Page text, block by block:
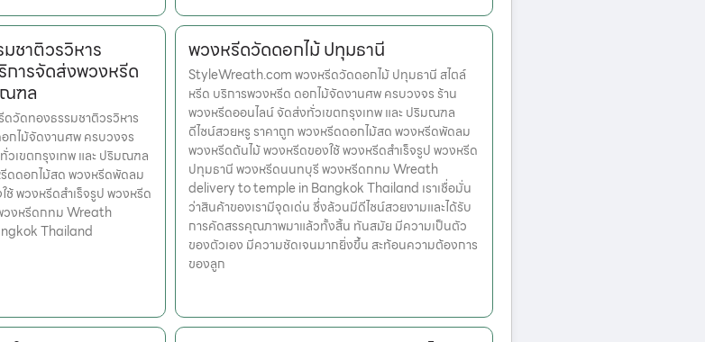
ชาติวรวิหาร
ารจัดส่งพวงหรีด
ณฑล
วัดทองธรรมชาติวรวิหาร
กไม้จัดงานศพ ครบวงจร
วเขตกรุงเทพ และ ปริมณฑล
ดดอกไม้สด พวงหรีดพัดลม
พวงหรีดสำเร็จรูป พวงหรีด
งหรีดกทม Wreath
Thailand
พวงหรีดวัดดอกไม้ ปทุมธานี
StyleWreath.com พวงหรีดวัดดอกไม้ ปทุมธานี สไตล์
หรีด บริการพวงหรีด ดอกไม้จัดงานศพ ครบวงจร ร้าน
พวงหรีดออนไลน์ จัดส่งทั่วเขตกรุงเทพ และ ปริมณฑล
ดีไซน์สวยหรู ราคาถูก พวงหรีดดอกไม้สด พวงหรีดพัดลม
พวงหรีดต้นไม้ พวงหรีดของใช้ พวงหรีดสำเร็จรูป พวงหรีด
ปทุมธานี พวงหรีดนนทบุรี พวงหรีดกทม Wreath
delivery to temple in Bangkok Thailand เราเชื่อมั่น
ว่าสินค้าของเรามีจุดเด่น ซึ่งล้วนมีดีไซน์สวยงามและได้รับ
การคัดสรรคุณภาพมาแล้วทั้งสิ้น ทันสมัย มีความเป็นตัว
ของตัวเอง มีความชัดเจนมากยิ่งขึ้น สะท้อนความต้องการ
ของลูก